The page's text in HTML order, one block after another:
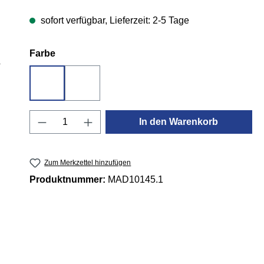
sofort verfügbar, Lieferzeit: 2-5 Tage
Farbeauswählen
Produkt Anzahl: Gib den
In den Warenkorb
Zum Merkzettel hinzufügen
Produktnummer: MAD10145.1